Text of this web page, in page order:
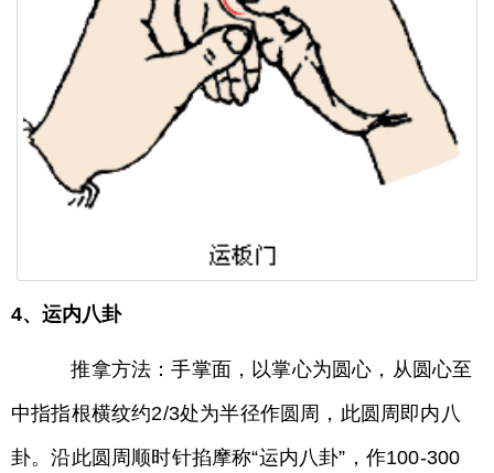
4、运内八卦
推拿方法：手掌面，以掌心为圆心，从圆心至
中指指根横纹约2/3处为半径作圆周，此圆周即内八
卦。沿此圆周顺时针掐摩称“运内八卦”，作100-300